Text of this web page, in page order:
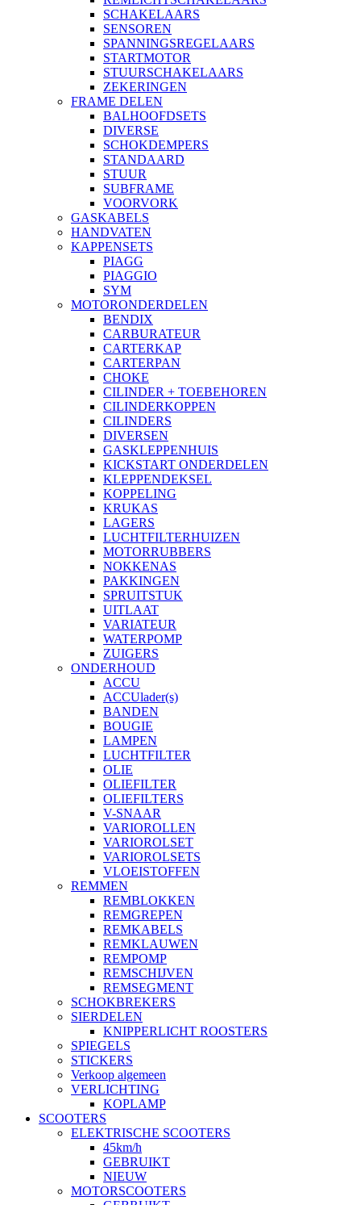
SCHAKELAARS
SENSOREN
SPANNINGSREGELAARS
STARTMOTOR
STUURSCHAKELAARS
ZEKERINGEN
FRAME DELEN
BALHOOFDSETS
DIVERSE
SCHOKDEMPERS
STANDAARD
STUUR
SUBFRAME
VOORVORK
GASKABELS
HANDVATEN
KAPPENSETS
PIAGG
PIAGGIO
SYM
MOTORONDERDELEN
BENDIX
CARBURATEUR
CARTERKAP
CARTERPAN
CHOKE
CILINDER + TOEBEHOREN
CILINDERKOPPEN
CILINDERS
DIVERSEN
GASKLEPPENHUIS
KICKSTART ONDERDELEN
KLEPPENDEKSEL
KOPPELING
KRUKAS
LAGERS
LUCHTFILTERHUIZEN
MOTORRUBBERS
NOKKENAS
PAKKINGEN
SPRUITSTUK
UITLAAT
VARIATEUR
WATERPOMP
ZUIGERS
ONDERHOUD
ACCU
ACCUlader(s)
BANDEN
BOUGIE
LAMPEN
LUCHTFILTER
OLIE
OLIEFILTER
OLIEFILTERS
V-SNAAR
VARIOROLLEN
VARIOROLSET
VARIOROLSETS
VLOEISTOFFEN
REMMEN
REMBLOKKEN
REMGREPEN
REMKABELS
REMKLAUWEN
REMPOMP
REMSCHIJVEN
REMSEGMENT
SCHOKBREKERS
SIERDELEN
KNIPPERLICHT ROOSTERS
SPIEGELS
STICKERS
Verkoop algemeen
VERLICHTING
KOPLAMP
SCOOTERS
ELEKTRISCHE SCOOTERS
45km/h
GEBRUIKT
NIEUW
MOTORSCOOTERS